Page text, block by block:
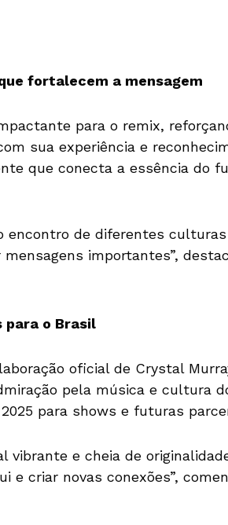
fortalecem a mensagem
para o remix,
sua experiência e
que conecta a essência do
encontro de diferentes
importantes”,
para o Brasil
oficial de Crystal
pela música e cultura
para shows e futuras
vibrante e cheia de
e criar novas conexões”,